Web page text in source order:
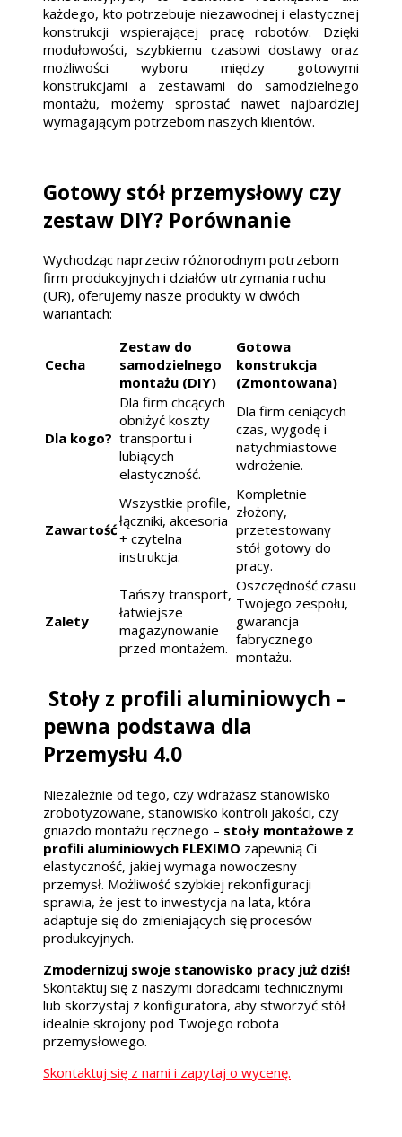
każdego, kto potrzebuje niezawodnej i elastycznej
konstrukcji wspierającej pracę robotów. Dzięki
modułowości, szybkiemu czasowi dostawy oraz
możliwości wyboru między gotowymi
konstrukcjami a zestawami do samodzielnego
montażu, możemy sprostać nawet najbardziej
wymagającym potrzebom naszych klientów.
Gotowy stół przemysłowy czy
zestaw DIY? Porównanie
Wychodząc naprzeciw różnorodnym potrzebom
firm produkcyjnych i działów utrzymania ruchu
(UR), oferujemy nasze produkty w dwóch
wariantach:
Cecha
Zestaw do
samodzielnego
montażu (DIY)
Gotowa
konstrukcja
(Zmontowana)
Dla kogo?
Dla firm chcących
obniżyć koszty
transportu i
lubiących
elastyczność.
Dla firm ceniących
czas, wygodę i
natychmiastowe
wdrożenie.
Zawartość
Wszystkie profile,
łączniki, akcesoria
+ czytelna
instrukcja.
Kompletnie
złożony,
przetestowany
stół gotowy do
pracy.
Zalety
Tańszy transport,
łatwiejsze
magazynowanie
przed montażem.
Oszczędność czasu
Twojego zespołu,
gwarancja
fabrycznego
montażu.
Stoły z profili aluminiowych –
pewna podstawa dla
Przemysłu 4.0
Niezależnie od tego, czy wdrażasz stanowisko
zrobotyzowane, stanowisko kontroli jakości, czy
gniazdo montażu ręcznego – stoły montażowe z
profili aluminiowych FLEXIMO zapewnią Ci
elastyczność, jakiej wymaga nowoczesny
przemysł. Możliwość szybkiej rekonfiguracji
sprawia, że jest to inwestycja na lata, która
adaptuje się do zmieniających się procesów
produkcyjnych.
Zmodernizuj swoje stanowisko pracy już dziś!
Skontaktuj się z naszymi doradcami technicznymi
lub skorzystaj z konfiguratora, aby stworzyć stół
idealnie skrojony pod Twojego robota
przemysłowego.
Skontaktuj się z nami i zapytaj o wycenę.